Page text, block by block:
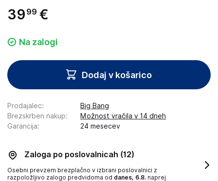
39 99 €
Na zalogi
Dodaj v košarico
Prodajalec:
Big Bang
Brezskrben nakup:
Možnost vračila v 14 dneh
Garancija: 24 mesecev
Zaloga po poslovalnicah (12)
Osebni prevzem brezplačno v izbrani poslovalnici z
razpoložljivo zalogo predvidoma od danes, 6.8. naprej